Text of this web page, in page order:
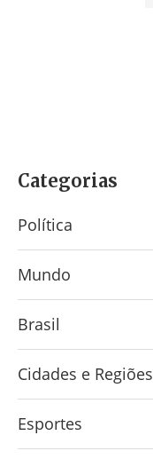
Categorias
Política
Mundo
Brasil
Cidades e Regiões
Esportes